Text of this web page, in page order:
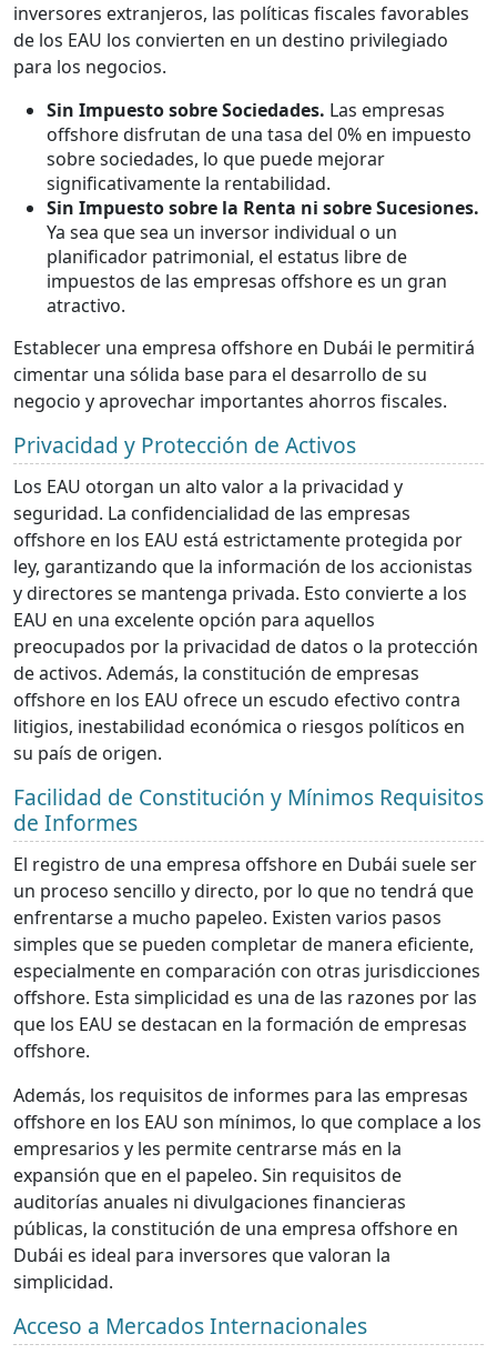
inversores extranjeros, las políticas fiscales favorables
de los EAU los convierten en un destino privilegiado
para los negocios.
Sin Impuesto sobre Sociedades. Las empresas
offshore disfrutan de una tasa del 0% en impuesto
sobre sociedades, lo que puede mejorar
significativamente la rentabilidad.
Sin Impuesto sobre la Renta ni sobre Sucesiones.
Ya sea que sea un inversor individual o un
planificador patrimonial, el estatus libre de
impuestos de las empresas offshore es un gran
atractivo.
Establecer una empresa offshore en Dubái le permitirá
cimentar una sólida base para el desarrollo de su
negocio y aprovechar importantes ahorros fiscales.
Privacidad y Protección de Activos
Los EAU otorgan un alto valor a la privacidad y
seguridad. La confidencialidad de las empresas
offshore en los EAU está estrictamente protegida por
ley, garantizando que la información de los accionistas
y directores se mantenga privada. Esto convierte a los
EAU en una excelente opción para aquellos
preocupados por la privacidad de datos o la protección
de activos. Además, la constitución de empresas
offshore en los EAU ofrece un escudo efectivo contra
litigios, inestabilidad económica o riesgos políticos en
su país de origen.
Facilidad de Constitución y Mínimos Requisitos
de Informes
El registro de una empresa offshore en Dubái suele ser
un proceso sencillo y directo, por lo que no tendrá que
enfrentarse a mucho papeleo. Existen varios pasos
simples que se pueden completar de manera eficiente,
especialmente en comparación con otras jurisdicciones
offshore. Esta simplicidad es una de las razones por las
que los EAU se destacan en la formación de empresas
offshore.
Además, los requisitos de informes para las empresas
offshore en los EAU son mínimos, lo que complace a los
empresarios y les permite centrarse más en la
expansión que en el papeleo. Sin requisitos de
auditorías anuales ni divulgaciones financieras
públicas, la constitución de una empresa offshore en
Dubái es ideal para inversores que valoran la
simplicidad.
Acceso a Mercados Internacionales